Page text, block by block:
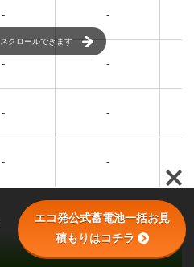
- -
- -
- -
- -
スクロールできます
エコ発公式蓄電池一括お見
積もりはコチラ